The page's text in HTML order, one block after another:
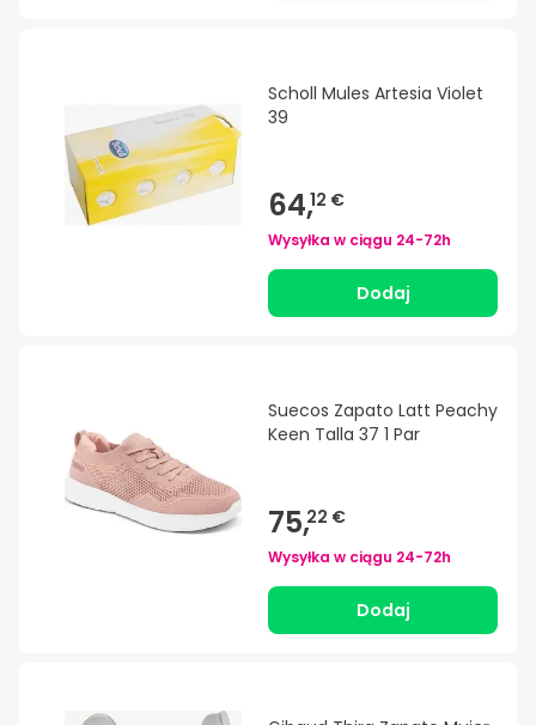
Scholl Mules Artesia Violet
39
64,12 €
Wysyłka w ciągu 24-72h
Dodaj
Suecos Zapato Latt Peachy
Keen Talla 37 1 Par
75,22 €
Wysyłka w ciągu 24-72h
Dodaj